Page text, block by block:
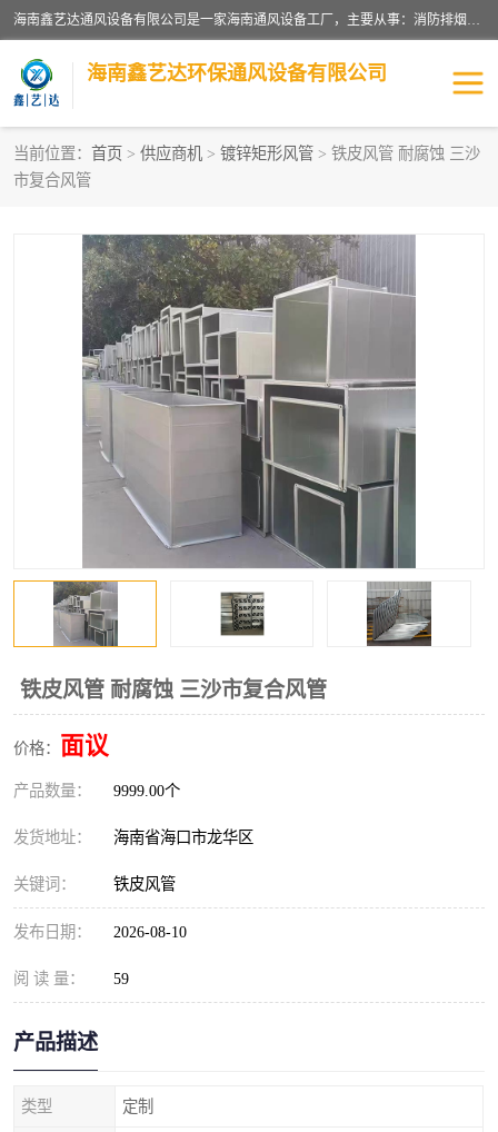
海南鑫艺达通风设备有限公司是一家海南通风设备工厂，主要从事：消防排烟工程、油烟净化工程、厨房排烟工程、酒店厨房设备、新风排风系统、镀锌铁皮管道加工、暖通工程、通风管道安装、消防火阀百叶风口等业务。公司拥有管道及配件一体化工厂生产线，良好的售后服务，良好的设计团队，良好的施工团队、良好管理人员，掌握畅通丰富的信息、市场渠道。
海南鑫艺达环保通风设备有限公司
当前位置： 首页 > 供应商机 > 镀锌矩形风管 > 铁皮风管 耐腐蚀 三沙
市复合风管
铁皮风管 耐腐蚀 三沙市复合风管
价格： 面议
产品数量： 9999.00个
发货地址： 海南省海口市龙华区
关键词： 铁皮风管
发布日期： 2026-08-10
阅 读 量： 59
产品描述
类型 定制
海南暖通工程
海南厨房排烟工程 海南酒店厨房设备
海南油烟净化工程 管道配件
风机系列 镁质防火风管
通风管道
消防阀门 消防风机
镀锌矩形风管
镀锌螺旋风管 PP风管
不锈钢烟罩
排烟风机 百叶风口
油烟净化器